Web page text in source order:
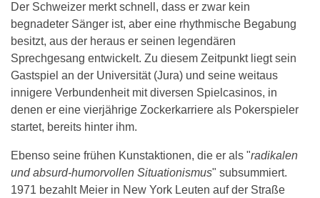
Der Schweizer merkt schnell, dass er zwar kein
begnadeter Sänger ist, aber eine rhythmische Begabung
besitzt, aus der heraus er seinen legendären
Sprechgesang entwickelt. Zu diesem Zeitpunkt liegt sein
Gastspiel an der Universität (Jura) und seine weitaus
innigere Verbundenheit mit diversen Spielcasinos, in
denen er eine vierjährige Zockerkarriere als Pokerspieler
startet, bereits hinter ihm.
Ebenso seine frühen Kunstaktionen, die er als "radikalen
und absurd-humorvollen Situationismus" subsummiert.
1971 bezahlt Meier in New York Leuten auf der Straße